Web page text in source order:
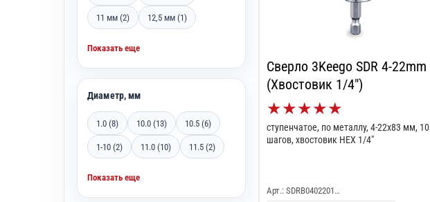
11 мм (2) 12,5 мм (1)
Показать еще
Диаметр, мм
1.0 (8) 10.0 (13) 10.5 (6)
1-10 (2) 11.0 (10) 11.5 (2)
Показать еще
Сверло 3Keego SDR 4-22mm
(Хвостовик 1/4")
★★★★★
ступенчатое, по металлу, 4-22x83 мм, 10
шагов, хвостовик HEX 1/4"
Арт.: SDRB0402201…